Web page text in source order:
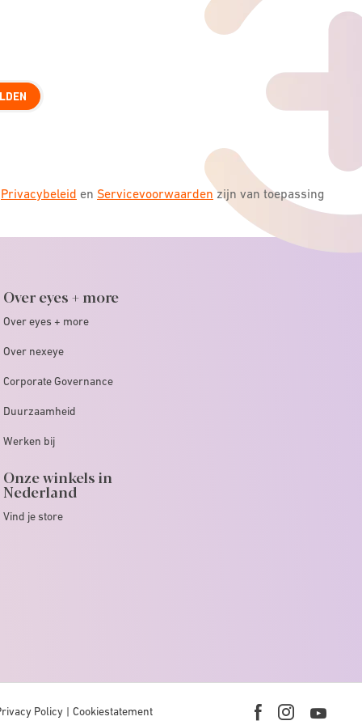
Privacybeleid en Servicevoorwaardenzijn van toepassing
Over eyes + more
Over eyes + more
Over nexeye
Corporate Governance
Duurzaamheid
Werken bij
Onze winkels in
Nederland
Vind je store
Policy Cookiestatement